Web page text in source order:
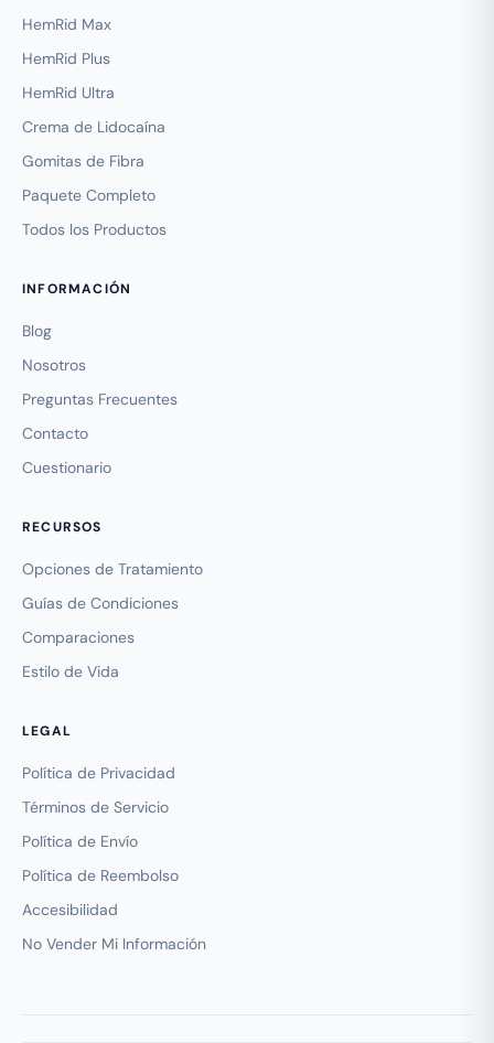
HemRid Max
HemRid Plus
HemRid Ultra
Crema de Lidocaína
Gomitas de Fibra
Paquete Completo
Todos los Productos
INFORMACIÓN
Blog
Nosotros
Preguntas Frecuentes
Contacto
Cuestionario
RECURSOS
Opciones de Tratamiento
Guías de Condiciones
Comparaciones
Estilo de Vida
LEGAL
Política de Privacidad
Términos de Servicio
Política de Envío
Política de Reembolso
Accesibilidad
No Vender Mi Información